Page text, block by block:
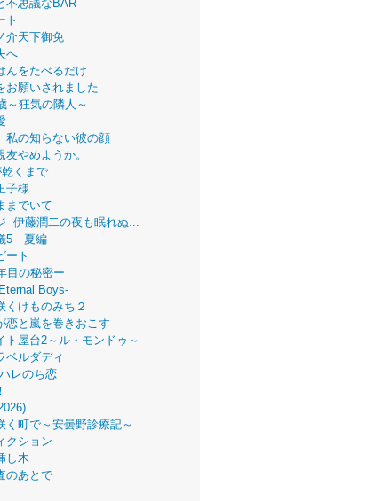
不思議なBAR
ト
介天下御免
へ
んをたべるだけ
お願いされました
～狂気の隣人～
の知らない彼の顔
友やめようか。
くまで
子様
までいて
-伊藤潤二の夜も眠れぬ...
5 夏編
ート
目の秘密ー
Boys-
くけものみち２
恋と嵐を巻きおこす
ト屋台2～ル・モンドゥ～
ベルダディ
レのち恋
く町で～安曇野診療記～
クション
し木
のあとで